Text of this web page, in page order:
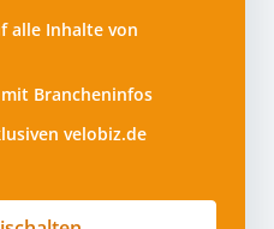
alle Inhalte von
Brancheninfos
velobiz.de